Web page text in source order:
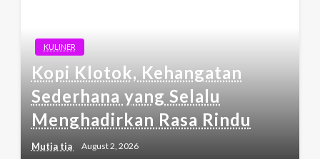
KULINER
Kopi Klotok, Kehangatan
Sederhana yang Selalu
Menghadirkan Rasa Rindu
Mutia tia August 2, 2026